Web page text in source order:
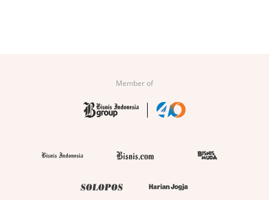
Member of